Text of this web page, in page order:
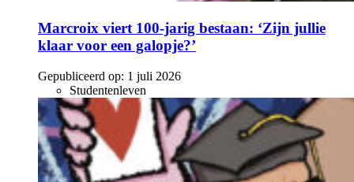
Marcroix viert 100-jarig bestaan: ‘Zijn jullie
klaar voor een galopje?’
Gepubliceerd op: 1 juli 2026
Studentenleven